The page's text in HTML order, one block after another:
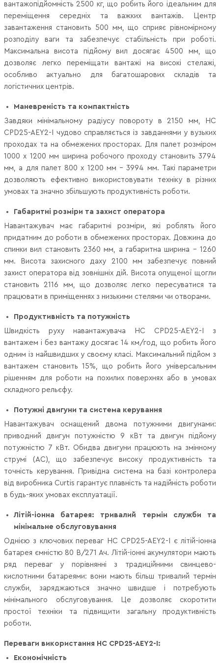
вантажопідйомність 2500 кг, що робить його ідеальним для
переміщення середніх та важких вантажів. Центр
завантаження становить 500 мм, що сприяє рівномірному
розподілу ваги та забезпечує стабільність при роботі.
Максимальна висота підйому вил досягає 4500 мм, що
дозволяє легко переміщати вантажі на високі стелажі,
особливо актуально для багатошарових складів та
логістичних центрів.
Маневреність та компактність
Завдяки мінімальному радіусу повороту в 2150 мм, HC
CPD25-AEY2-I чудово справляється із завданнями у вузьких
проходах та на обмежених просторах. Для палет розміром
1000 х 1200 мм ширина робочого проходу становить 3794
мм, а для палет 800 х 1200 мм – 3994 мм. Такі параметри
дозволяють ефективно використовувати техніку в різних
умовах та значно збільшують продуктивність роботи.
Габаритні розміри та захист оператора
Навантажувач має габаритні розміри, які роблять його
придатним до роботи в обмежених просторах. Довжина до
спинки вил становить 2360 мм, а габаритна ширина – 1260
мм. Висота захисного даху 2100 мм забезпечує повний
захист оператора від зовнішніх дій. Висота опущеної щогли
становить 2116 мм, що дозволяє легко пересуватися та
працювати в приміщеннях з низькими стелями чи отворами.
Продуктивність та потужність
Швидкість руху навантажувача HC CPD25-AEY2-I з
вантажем і без вантажу досягає 14 км/год, що робить його
одним із найшвидших у своєму класі. Максимальний підйом з
вантажем становить 15%, що робить його універсальним
рішенням для роботи на похилих поверхнях або в умовах
складного рельєфу.
Потужні двигуни та система керування
Навантажувач оснащений двома потужними двигунами:
приводний двигун потужністю 9 кВт та двигун підйому
потужністю 7 кВт. Обидва двигуни працюють на змінному
струмі (AC), що забезпечує високу продуктивність та
точність керування. Привідна система на базі контролера
від виробника Curtis гарантує плавність та надійність роботи
в будь-яких умовах експлуатації.
Літій-іонна батарея: тривалий термін служби та
мінімальне обслуговування
Однією з ключових переваг HC CPD25-AEY2-I є літій-іонна
батарея ємністю 80 В/271 Ач. Літій-іонні акумулятори мають
ряд переваг у порівнянні з традиційними свинцево-
кислотними батареями: вони мають більш тривалий термін
служби, заряджаються значно швидше і потребують
мінімального обслуговування. Це дозволяє скоротити
простої техніки та підвищити загальну продуктивність
роботи.
Переваги використання HC CPD25-AEY2-I:
Економічність